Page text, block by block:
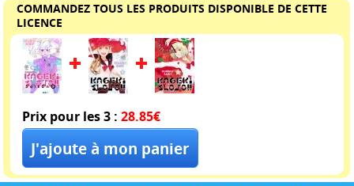
COMMANDEZ TOUS LES PRODUITS DISPONIBLE DE CETTE
LICENCE
Prix pour les 3 : 28.85€